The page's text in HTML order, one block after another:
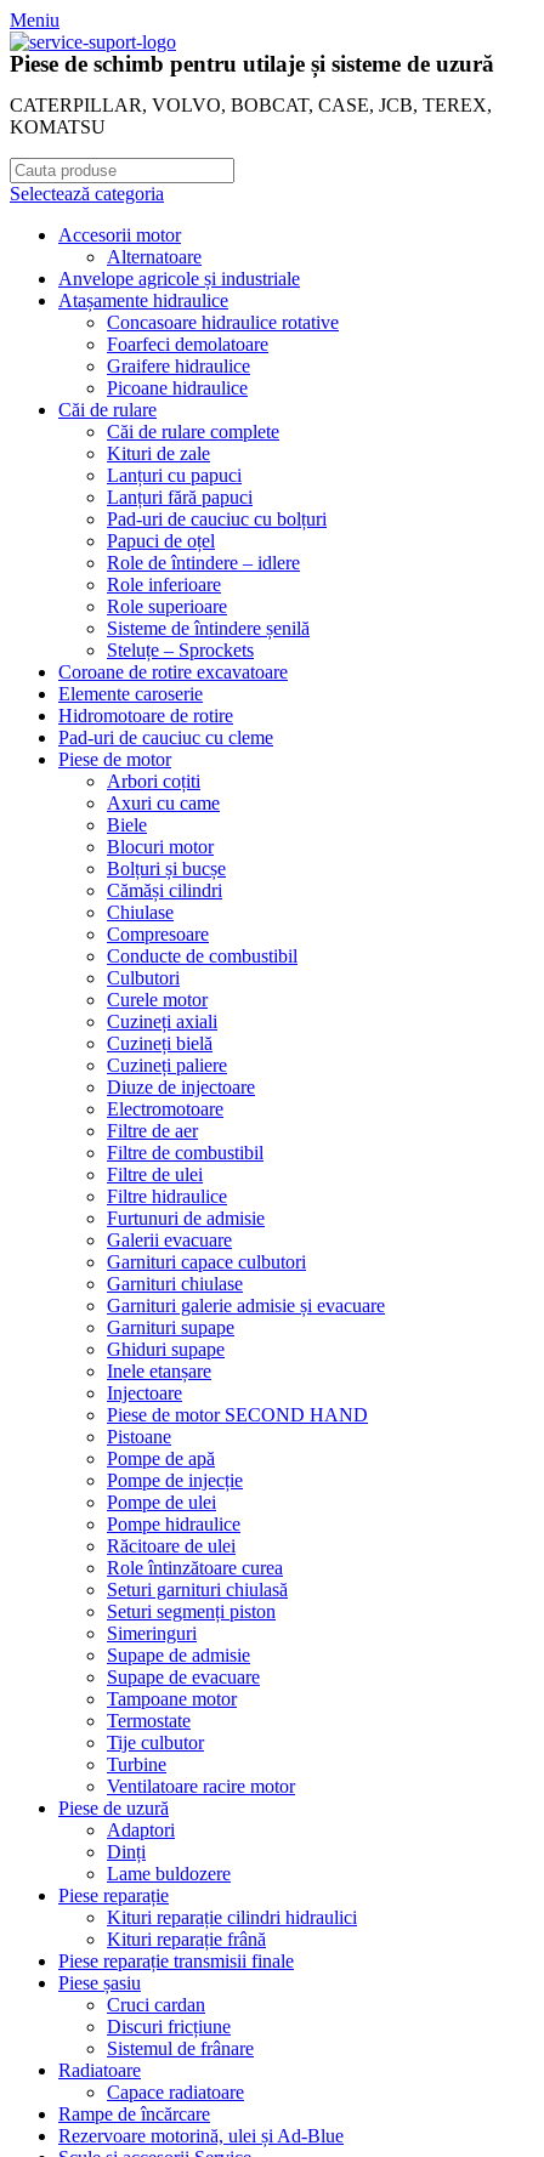
Meniu
Piese de schimb pentru utilaje și sisteme de uzură
CATERPILLAR, VOLVO, BOBCAT, CASE, JCB, TEREX,
KOMATSU
Selectează categoria
Accesorii motor
Alternatoare
Anvelope agricole și industriale
Atașamente hidraulice
Concasoare hidraulice rotative
Foarfeci demolatoare
Graifere hidraulice
Picoane hidraulice
Căi de rulare
Căi de rulare complete
Kituri de zale
Lanțuri cu papuci
Lanțuri fără papuci
Pad-uri de cauciuc cu bolțuri
Papuci de oțel
Role de întindere – idlere
Role inferioare
Role superioare
Sisteme de întindere șenilă
Steluțe – Sprockets
Coroane de rotire excavatoare
Elemente caroserie
Hidromotoare de rotire
Pad-uri de cauciuc cu cleme
Piese de motor
Arbori coțiti
Axuri cu came
Biele
Blocuri motor
Bolțuri și bucșe
Cămăși cilindri
Chiulase
Compresoare
Conducte de combustibil
Culbutori
Curele motor
Cuzineți axiali
Cuzineți bielă
Cuzineți paliere
Diuze de injectoare
Electromotoare
Filtre de aer
Filtre de combustibil
Filtre de ulei
Filtre hidraulice
Furtunuri de admisie
Galerii evacuare
Garnituri capace culbutori
Garnituri chiulase
Garnituri galerie admisie și evacuare
Garnituri supape
Ghiduri supape
Inele etanșare
Injectoare
Piese de motor SECOND HAND
Pistoane
Pompe de apă
Pompe de injecție
Pompe de ulei
Pompe hidraulice
Răcitoare de ulei
Role întinzătoare curea
Seturi garnituri chiulasă
Seturi segmenți piston
Simeringuri
Supape de admisie
Supape de evacuare
Tampoane motor
Termostate
Tije culbutor
Turbine
Ventilatoare racire motor
Piese de uzură
Adaptori
Dinți
Lame buldozere
Piese reparație
Kituri reparație cilindri hidraulici
Kituri reparație frână
Piese reparație transmisii finale
Piese șasiu
Cruci cardan
Discuri fricțiune
Sistemul de frânare
Radiatoare
Capace radiatoare
Rampe de încărcare
Rezervoare motorină, ulei și Ad-Blue